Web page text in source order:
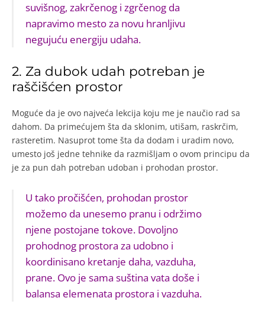
suvišnog, zakrčenog i zgrčenog da
napravimo mesto za novu hranljivu
negujuću energiju udaha.
2. Za dubok udah potreban je
raščišćen prostor
Moguće da je ovo najveća lekcija koju me je naučio rad sa
dahom. Da primećujem šta da sklonim, utišam, raskrčim,
rasteretim. Nasuprot tome šta da dodam i uradim novo,
umesto još jedne tehnike da razmišljam o ovom principu da
je za pun dah potreban udoban i prohodan prostor.
U tako pročišćen, prohodan prostor
možemo da unesemo pranu i održimo
njene postojane tokove. Dovoljno
prohodnog prostora za udobno i
koordinisano kretanje daha, vazduha,
prane. Ovo je sama suština vata doše i
balansa elemenata prostora i vazduha.